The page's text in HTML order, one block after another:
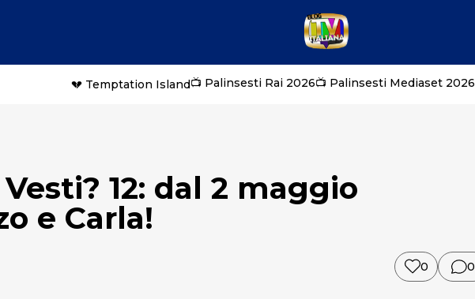
💔 Temptation Island📺 Palinsesti Rai 2026📺 Palinsesti Mediaset 2026
12: dal 2 maggio
e Carla!
0 0